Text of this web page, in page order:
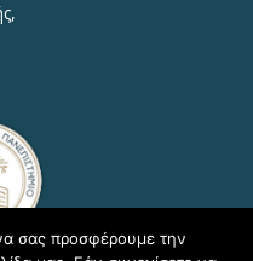
,
σας προσφέρουμε την